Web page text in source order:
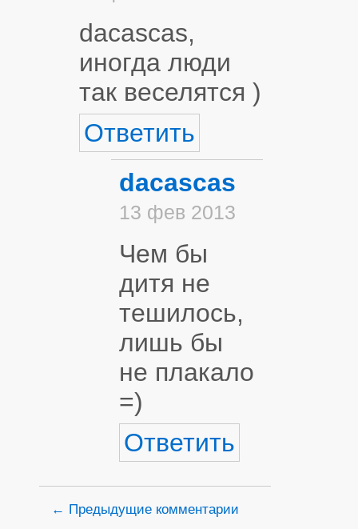
dacascas,
иногда люди
так веселятся )
Ответить
dacascas
13 фев 2013
Чем бы
дитя не
тешилось,
лишь бы
не плакало
=)
Ответить
← Предыдущие комментарии